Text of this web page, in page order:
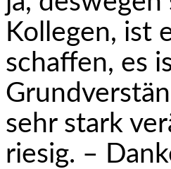
Kollegen, ist
schaffen, es
sehr stark
riesig. –